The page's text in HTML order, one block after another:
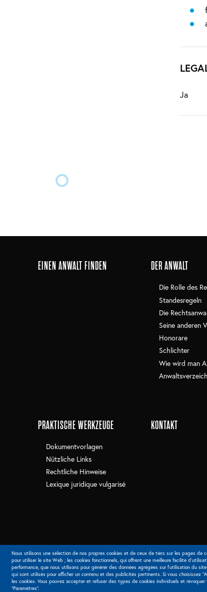
Ja
Main
EINEN ANWALT FINDEN DER ANWALT
Die Rolle des
Standesregeln
Die
Seine anderen
Honorare
Schlichter
Wie wird man
PRAKTISCHE WERKZEUGE
Dokumentvorlagen
Nützliche Links
Rechtliche Hinweise
Lexique juridique vulgarisé
KONTAKT
Nous utilisons une sélection de nos propres cookies et de ceux de tiers sur les pages de
pour utiliser le site Web ; les cookies fonctionnels, qui offrent une meilleure facilité
performance, que nous utilisons pour générer des données agrégées sur l'utilisation du
qui sont utilisés pour afficher un contenu et des publicités pertinents. Si vous choisissez
les cookies. Vous pouvez accepter et refuser des types de cookies individuels et
"Paramètres".